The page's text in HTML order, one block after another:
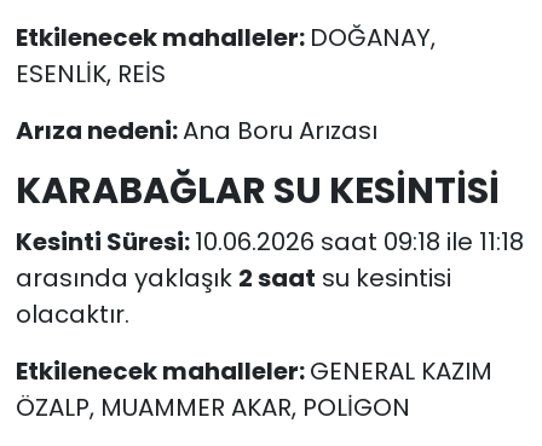
Etkilenecek mahalleler: DOĞANAY,
ESENLİK, REİS
Arıza nedeni:Ana Boru Arızası
KARABAĞLAR SU KESİNTİSİ
Kesinti Süresi:10.06.2026 saat 09:18 ile 11:18
arasında yaklaşık 2 saat su kesintisi
olacaktır.
Etkilenecek mahalleler:GENERAL KAZIM
ÖZALP, MUAMMER AKAR, POLİGON